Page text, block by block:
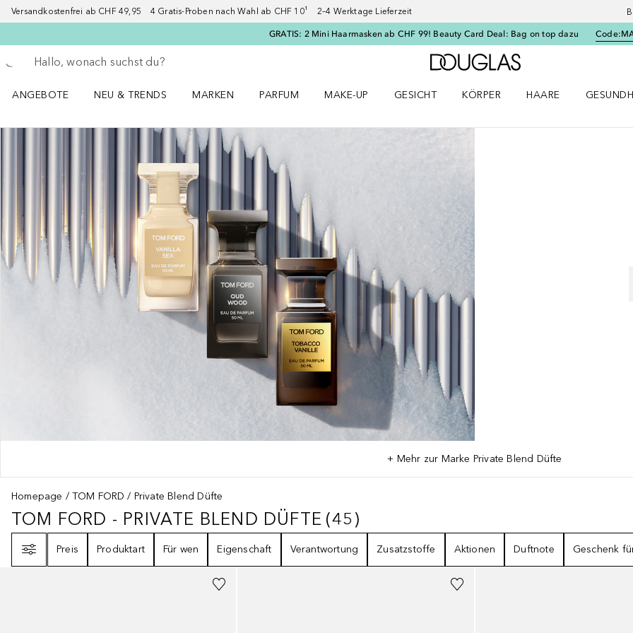
Versandkostenfrei ab CHF 49,95 4 Gratis-Proben nach Wahl ab CHF 10¹ 2–4 Werktage Lieferzeit
GRATIS: 2 Mini Haarmasken ab CHF 99! Beauty Card Deal: Bag on top dazu Code:
Gehe zurück
Suche ausführen
Zur Douglas Startseite
ANGEBOTE
NEU & TRENDS
MARKEN
PARFUM
MAKE-UP
GESICHT
KÖRPER
HAARE
+ Mehr zur Marke Private Blend Düfte
Homepage TOM FORD Private Blend Düfte
TOM FORD - PRIVATE BLEND DÜFTE45ERGEBNISSE
TOM FORD - PRIVATE BLEND DÜFTE (45 )
Preis
Produktart Für wen Eigenschaft Verantwortung Zusatzstoffe Aktionen Duftnote Geschenk